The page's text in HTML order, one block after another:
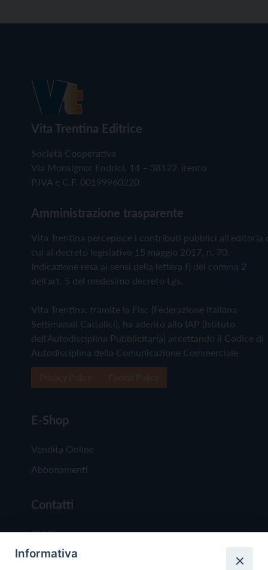
Vita Trentina Editrice
Società Cooperativa
Via Monsignor Endrici, 14 – 38122 Trento
P.IVA e C.F. 00199960220
Amministrazione trasparente
Vita Trentina percepisce i contributi pubblici all'editoria
cui al decreto legislativo 15 maggio 2017, n. 70.
Indicazione resa ai sensi della lettera f) del comma 2
dell'art. 5 del medesimo decreto Lgs.
Vita Trentina, tramite la Fisc (Federazione Italiana
Settimanali Cattolici), ha aderito allo IAP (Istituto
dell'Autodisciplina Pubblicitaria) accettando il Codice di
Autodisciplina della Comunicazione Commerciale
E-Shop
Vendita Online
Abbonamenti
Contatti
Chi Siamo
Redazione
Informativa